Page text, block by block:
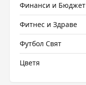
Финанси и Бюджет
Фитнес и Здраве
Футбол Свят
Цветя